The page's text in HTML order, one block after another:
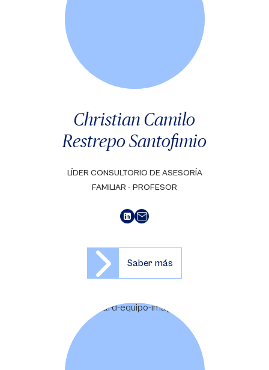
Christian Camilo
Restrepo Santofimio
LÍDER CONSULTORIO DE ASESORÍA
FAMILIAR - PROFESOR
Saber más